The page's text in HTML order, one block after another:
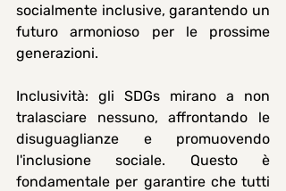
socialmente inclusive, garantendo un
futuro armonioso per le prossime
generazioni.
Inclusività: gli SDGs mirano a non
tralasciare nessuno, affrontando le
disuguaglianze e promuovendo
l'inclusione sociale. Questo è
fondamentale per garantire che tutti